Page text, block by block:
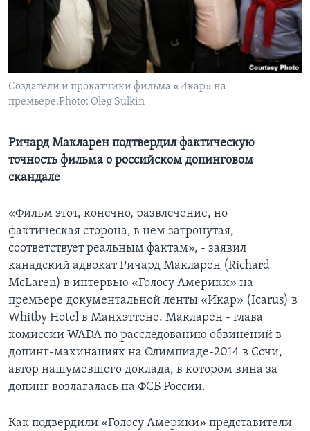
Learning English
СОЦИАЛЬНЫЕ СЕТИ
Создатели и прокатчики фильма «Икар» на
премьере.Photo: Oleg Sulkin
Ричард Макларен подтвердил фактическую
точность фильма о российском допинговом
скандале
«Фильм этот, конечно, развлечение, но
фактическая сторона, в нем затронутая,
соответствует реальным фактам», - заявил
канадский адвокат Ричард Макларен (Richard
McLaren) в интервью «Голосу Америки» на
премьере документальной ленты «Икар» (Icarus) в
Whitby Hotel в Манхэттене. Макларен - глава
комиссии WADA по расследованию обвинений в
допинг-махинациях на Олимпиаде-2014 в Сочи,
автор нашумевшего доклада, в котором вина за
допинг возлагалась на ФСБ России.
Как подвердили «Голосу Америки» представители